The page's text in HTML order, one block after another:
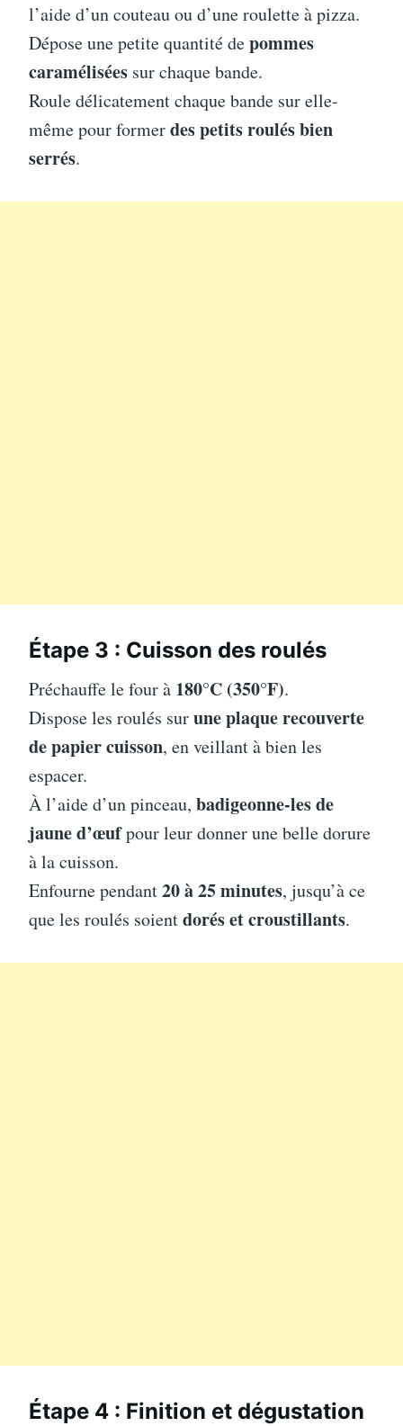
l’aide d’un couteau ou d’une roulette à pizza.
Dépose une petite quantité depommes
caramélisées sur chaque bande.
Roule délicatement chaque bande sur elle-
même pour formerdes petits roulés bien
serrés.
Étape 3 : Cuisson des roulés
Préchauffe le four à 180°C (350°F).
Dispose les roulés surune plaque recouverte
de papier cuisson, en veillant à bien les
espacer.
À l’aide d’un pinceau, badigeonne-les de
jaune d’œufpour leur donner une belle dorure
à la cuisson.
Enfourne pendant20 à 25 minutes, jusqu’à ce
que les roulés soientdorés et croustillants.
Étape 4 : Finition et dégustation